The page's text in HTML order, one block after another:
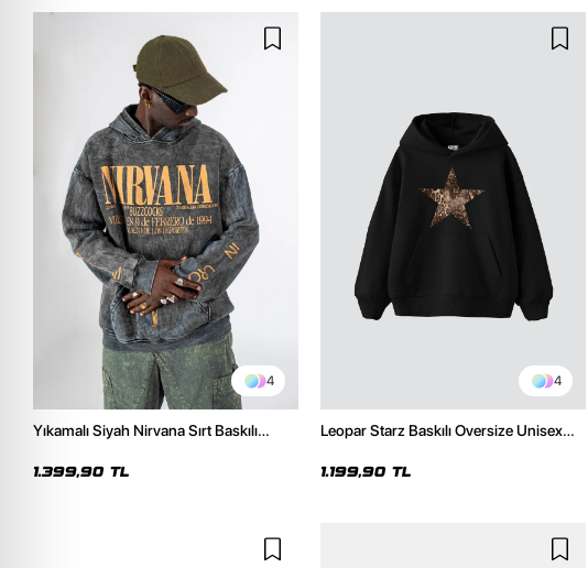
4
Yıkamalı Siyah Nirvana Sırt Baskılı
1.399,90 TL
4
Leopar Starz Baskılı Oversize Unisex
1.199,90 TL